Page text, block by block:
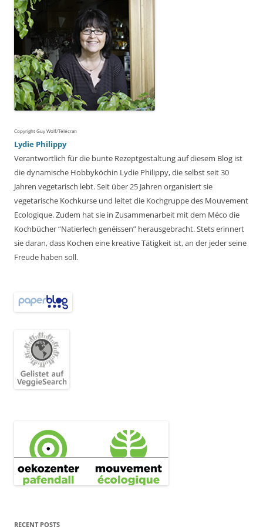
Copyright Guy Wolf/Télécran
Lydie Philippy
Verantwortlich für die bunte Rezeptgestaltung auf diesem Blog ist
die dynamische Hobbyköchin Lydie Philippy, die selbst seit 30
Jahren vegetarisch lebt. Seit über 25 Jahren organisiert sie
vegetarische Kochkurse und leitet die Kochgruppe des Mouvement
Ecologique. Zudem hat sie in Zusammenarbeit mit dem Méco die
Kochbücher “Natierlech genéissen” herausgebracht. Stets erinnert
sie daran, dass Kochen eine kreative Tätigkeit ist, an der jeder seine
Freude haben soll.
RECENT POSTS